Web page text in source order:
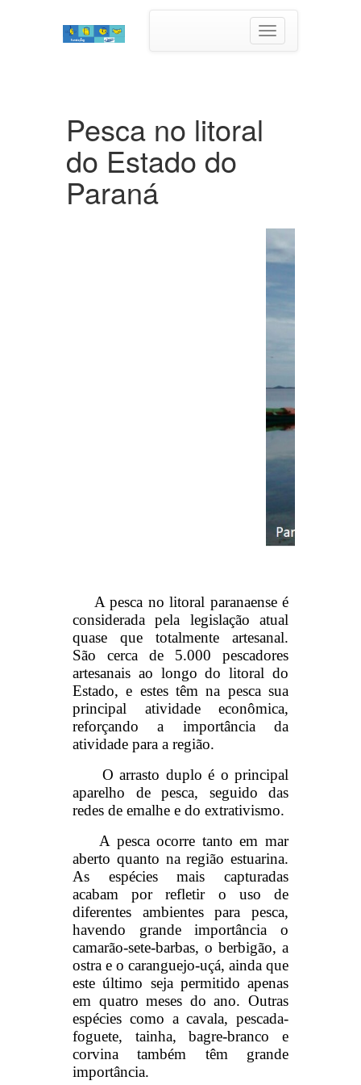
Toggle
navigation
Pesca no litoral
do Estado do
Paraná